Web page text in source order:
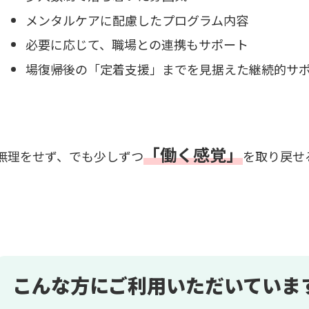
メンタルケアに配慮したプログラム内容
必要に応じて、職場との連携もサポート
場復帰後の「定着支援」までを見据えた継続的サ
理をせず、でも少しずつ「働く感覚」を取り戻
こんな方にご利用いただいていま